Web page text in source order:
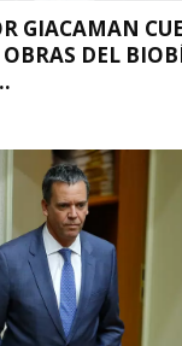
GIACAMAN
DEL